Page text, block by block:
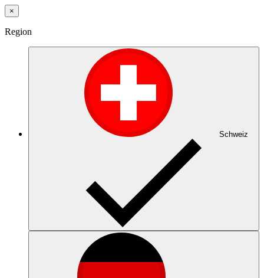
×
Region
Schweiz